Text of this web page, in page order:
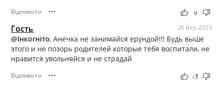
Відповісти ••• thumb_up thumb_down
0
Гость 26 Вер 2023
@Інкогніто, Анечка не занимайся ерундой!!! Будь выше
этого и не позорь родителей которые тебя воспитали, не
нравится увольняйся и не страдай
Відповісти ••• thumb_up thumb_down
-1